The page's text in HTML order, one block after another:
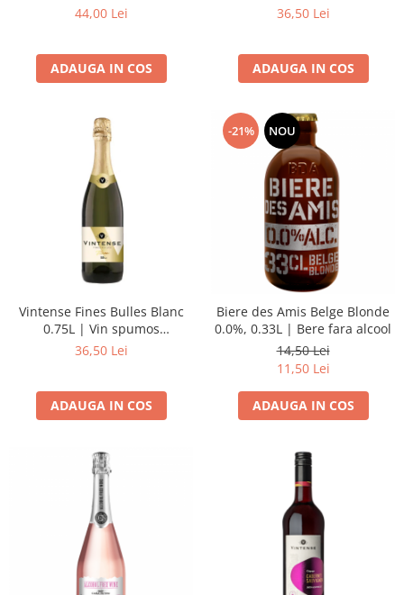
sec
44,00 Lei
ADAUGA IN COS
dezalcoolizat roze demisec
36,50 Lei
ADAUGA IN COS
Vintense Fines Bulles Blanc
0.75L | Vin spumos
dezalcoolizat alb demisec
36,50 Lei
ADAUGA IN COS
-21% NOU
Biere des Amis Belge Blonde
0.0%, 0.33L | Bere fara alcool
14,50 Lei
11,50 Lei
ADAUGA IN COS